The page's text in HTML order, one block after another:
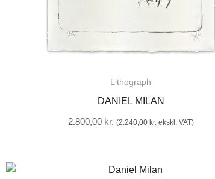
Lithograph
DANIEL MILAN
2.800,00 kr. (2.240,00 kr.ekskl. VAT)